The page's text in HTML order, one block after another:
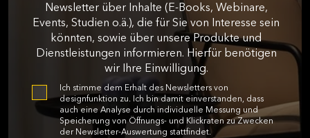
Newsletter über Inhalte (E-Books, Webinare,
Events, Studien o.ä.), die für Sie von Interesse sein
könnten, sowie über unsere Produkte und
Dienstleistungen informieren. Hierfür benötigen
wir Ihre Einwilligung.
Ich stimme dem Erhalt des Newsletters von
designfunktion zu. Ich bin damit einverstanden, dass
auch eine Analyse durch individuelle Messung und
Speicherung von Öffnungs- und Klickraten zu Zwecken
der Newsletter-Auswertung stattfindet.